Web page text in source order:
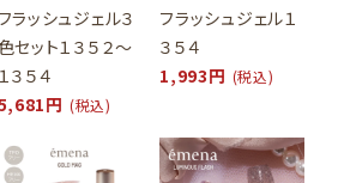
フラッシュジェル３
色セット１３５２～
１３５４
円 (税込)
フラッシュジェル１
３５４
1,993円 (税込)